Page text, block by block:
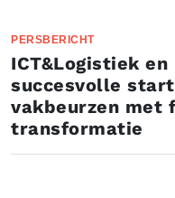
PERSBERICHT
ICT&Logistiek
succesvolle
vakbeurzen met
transformatie